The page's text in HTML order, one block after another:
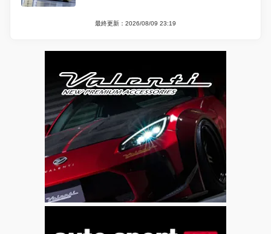
最終更新：2026/08/09 23:19